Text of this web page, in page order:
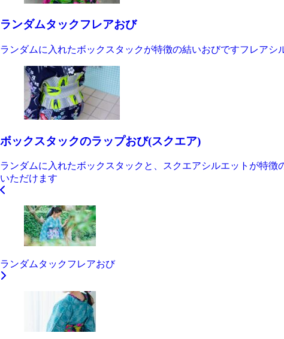
ランダムタックフレアおび
ランダムに入れたボックスタックが特徴の結いおびですフレアシ
ボックスタックのラップおび(スクエア)
ランダムに入れたボックスタックと、スクエアシルエットが特
いただけます
ランダムタックフレアおび